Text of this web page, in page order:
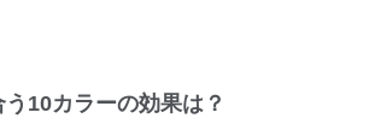
10カラーの効果は？